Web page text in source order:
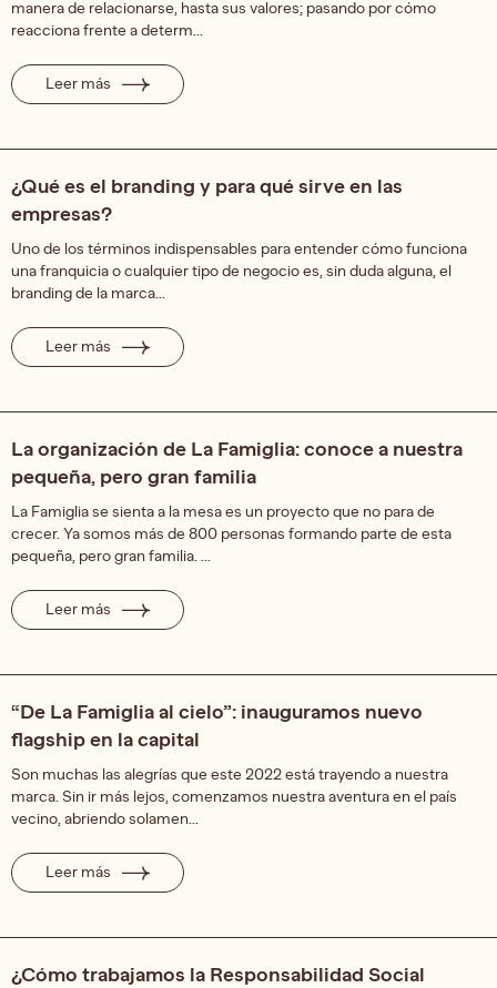
manera de relacionarse, hasta sus valores; pasando por cómo
reacciona frente a determ...
Leer más
¿Qué es el branding y para qué sirve en las
empresas?
Uno de los términos indispensables para entender cómo funciona
una franquicia o cualquier tipo de negocio es, sin duda alguna, el
branding de la marca...
Leer más
La organización de La Famiglia: conoce a nuestra
pequeña, pero gran familia
La Famiglia se sienta a la mesa es un proyecto que no para de
crecer. Ya somos más de 800 personas formando parte de esta
pequeña, pero gran familia. ...
Leer más
“De La Famiglia al cielo”: inauguramos nuevo
flagship en la capital
Son muchas las alegrías que este 2022 está trayendo a nuestra
marca. Sin ir más lejos, comenzamos nuestra aventura en el país
vecino, abriendo solamen...
Leer más
¿Cómo trabajamos la Responsabilidad Social